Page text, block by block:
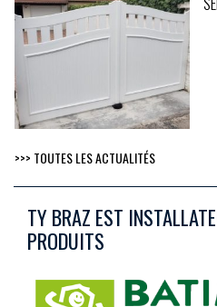
>>> TOUTES LES ACTUALITÉS
TY BRAZ EST
PRODUITS